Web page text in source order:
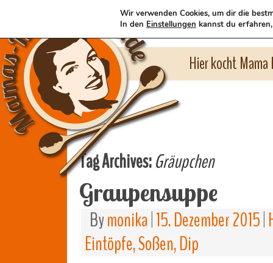
Hier kocht
Tag Archives:Gräupchen
Graupensuppe
Bymonika 15. Dezember 2015
Eintöpfe, Soßen, Dip
Wir verwenden Cookies, um dir die
In den Einstellungen kannst du